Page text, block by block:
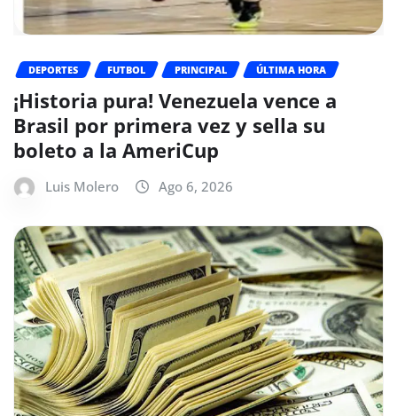
DEPORTES FUTBOL PRINCIPAL ÚLTIMA HORA
¡Historia pura! Venezuela vence a
Brasil por primera vez y sella su
boleto a la AmeriCup
Luis Molero Ago 6, 2026